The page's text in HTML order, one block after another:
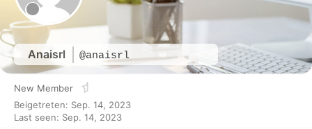
Anaisrl @anaisrl
New Member
Beigetreten: Sep. 14, 2023
Last seen: Sep. 14, 2023